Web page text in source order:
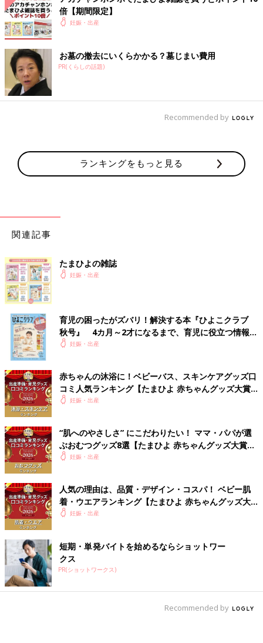
倍【期間限定】
妊娠・出産
お墓の撤去にいくらかかる？墓じまい費用
PR(くらしの話題)
Recommended by
ランキングをもっと見る
関連記事
たまひよの雑誌
妊娠・出産
育児の困ったがズバリ！解決する本『ひよこクラブ
秋号』 4カ月～2才になるまで、育児に役立つ情報が
いっぱい！
妊娠・出産
赤ちゃんの沐浴に！ベビーバス、スキンケアグッズ口
コミ人気ランキング【たまひよ 赤ちゃんグッズ大賞
2026】
妊娠・出産
“肌へのやさしさ” にこだわりたい！ ママ・パパが選
ぶおむつグッズ8選【たまひよ 赤ちゃんグッズ大賞
2026】
妊娠・出産
人気の理由は、品質・デザイン・コスパ！ ベビー肌
着・ウエアランキング【たまひよ 赤ちゃんグッズ大
賞2026】
妊娠・出産
短期・単発バイトを始めるならショットワー
クス
PR(ショットワークス)
Recommended by